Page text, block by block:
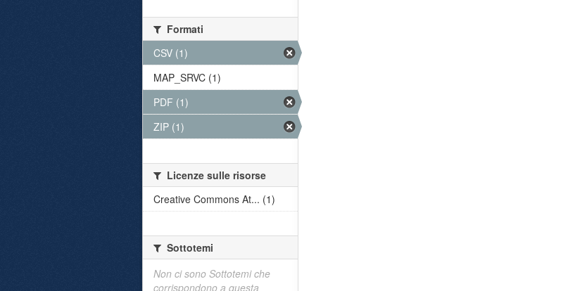
Formati
CSV (1)
MAP_SRVC (1)
PDF (1)
ZIP (1)
Licenze sulle risorse
Creative Commons At... (1)
Sottotemi
Non ci sono Sottotemi che
corrispondono a questa